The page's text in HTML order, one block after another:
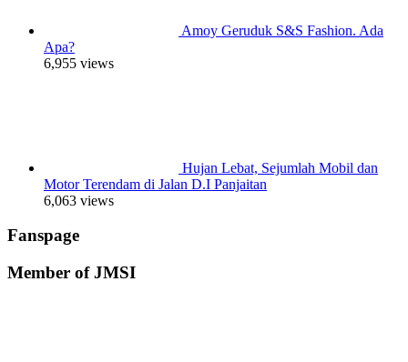
Amoy Geruduk S&S Fashion. Ada
Apa?
6,955 views
Hujan Lebat, Sejumlah Mobil dan
Motor Terendam di Jalan D.I Panjaitan
6,063 views
Fanspage
Member of JMSI